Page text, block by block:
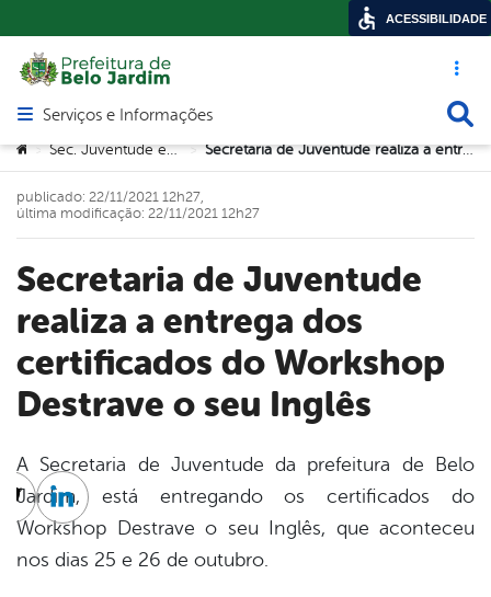
Acesso
Abrir menu principal de navegação
Serviços e Informações
Você está aqui:
> Sec. Juventude e Trabalho > Secretaria de Juventude realiza a entrega dos certificados do Workshop Destrave o seu Inglês
Secretaria de Juventude
realiza a entrega dos
certificados do Workshop
Destrave o seu Inglês
publicado: 22/11/2021 12h27,
última modificação: 22/11/2021 12h27
A Secretaria de Juventude da prefeitura de Belo
Jardim, está entregando os certificados do
Workshop Destrave o seu Inglês, que aconteceu
nos dias 25 e 26 de outubro.
TwitterLinkedin
ACESSIBILIDADE